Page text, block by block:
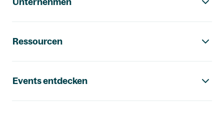
Ressourcen
Events entdecken